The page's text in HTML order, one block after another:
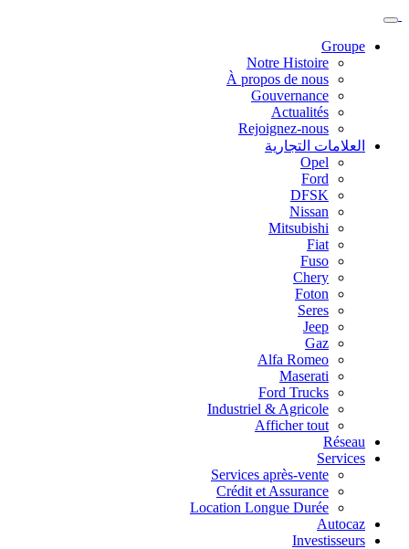
Groupe
Notre Histoire
À propos de nous
Gouvernance
Actualités
Rejoignez-nous
العلامات التجارية
Opel
Ford
DFSK
Nissan
Mitsubishi
Fiat
Fuso
Chery
Foton
Seres
Jeep
Gaz
Alfa Romeo
Maserati
Ford Trucks
Industriel & Agricole
Afficher tout
Réseau
Services
Services après-vente
Crédit et Assurance
Location Longue Durée
Autocaz
Investisseurs